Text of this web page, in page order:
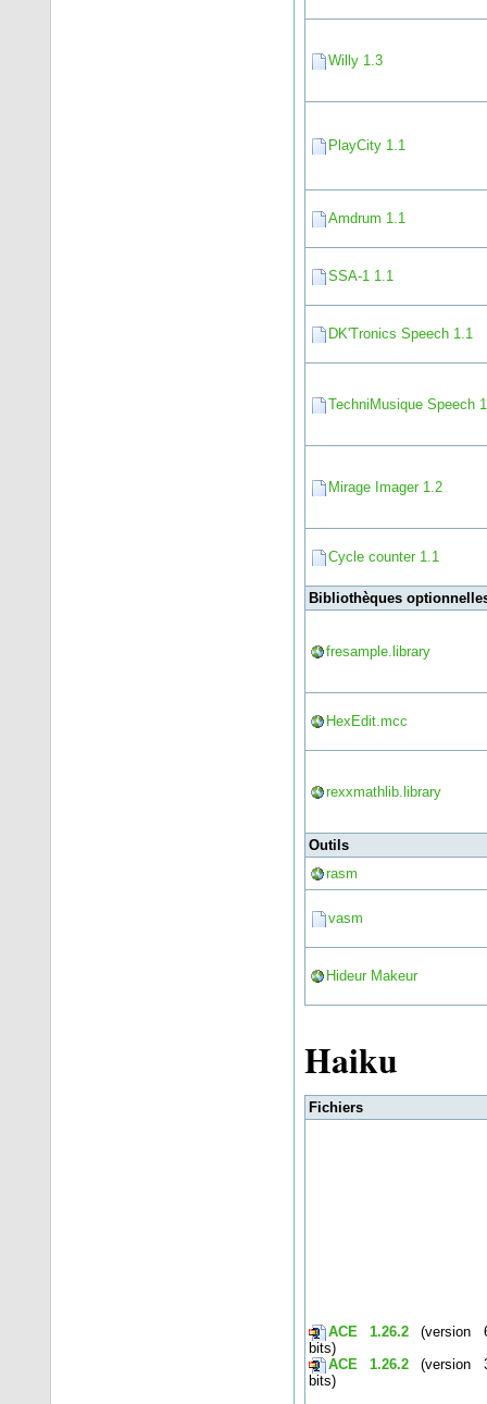
Willy 1.3
PlayCity 1.1
Amdrum 1.1
SSA-1 1.1
DK'Tronics Speech 1.1
TechniMusique Speech
Mirage Imager 1.2
Cycle counter 1.1
Bibliothèques
fresample.library
HexEdit.mcc
rexxmathlib.library
Outils
rasm
vasm
Hideur Makeur
Haiku
Fichiers
ACE 1.26.2(version
bits)
ACE 1.26.2(version
bits)